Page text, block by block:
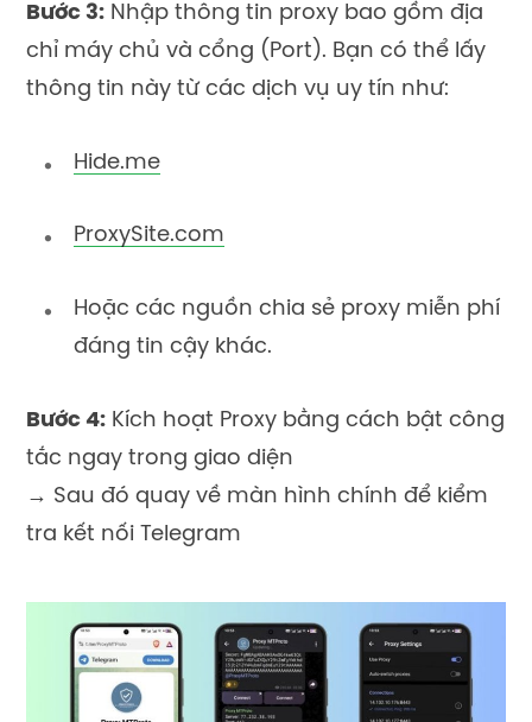
Bước 3: Nhập thông tin proxy bao gồm địa
chỉ máy chủ và cổng (Port). Bạn có thể lấy
thông tin này từ các dịch vụ uy tín như:
Hide.me
ProxySite.com
Hoặc các nguồn chia sẻ proxy miễn phí
đáng tin cậy khác.
Bước 4: Kích hoạt Proxy bằng cách bật công
tắc ngay trong giao diện
→ Sau đó quay về màn hình chính để kiểm
tra kết nối Telegram